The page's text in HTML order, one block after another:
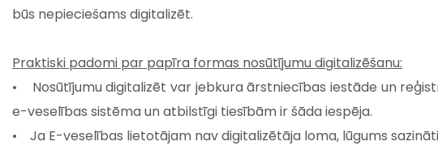
būs nepieciešams digitalizēt.
Praktiski padomi par papīra formas nosūtījumu digitalizēšanu:
• Nosūtījumu digitalizēt var jebkura ārstniecības iestāde un
e-veselības sistēma un atbilstīgi tiesībām ir šāda iespēja.
• Ja E-veselības lietotājam nav digitalizētāja loma, lūgums